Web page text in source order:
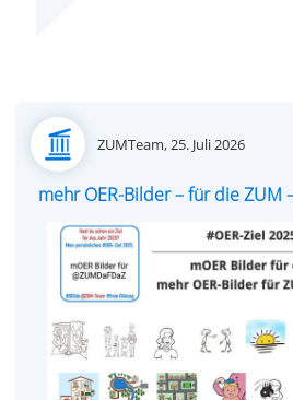
ZUMTeam,Posted
25. Juli 2026
mehr OER-Bilder – für die ZUM